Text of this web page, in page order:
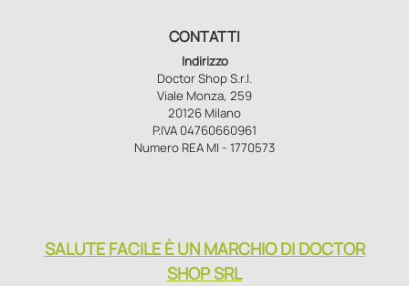
CONTATTI
Indirizzo
Doctor Shop S.r.l.
Viale Monza, 259
20126 Milano
P.IVA 04760660961
Numero REA MI - 1770573
SALUTE FACILE È UN MARCHIO DI DOCTOR
SHOP SRL